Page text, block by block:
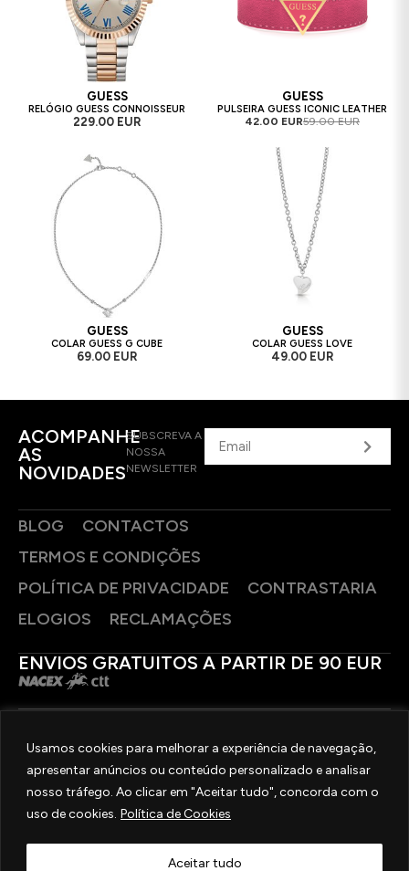
Usamos cookies para melhorar a experiência de navegação,
apresentar anúncios ou conteúdo personalizado e analisar
nosso tráfego. Ao clicar em "Aceitar tudo", concorda com o
uso de cookies. Política de Cookies
Aceitar tudo
GUESS
RELÓGIO GUESS CONNOISSEUR
229.00 EUR
GUESS
PULSEIRA GUESS ICONIC LEATHER
42.00 EUR59.00 EUR
GUESS
COLAR GUESS G CUBE
69.00 EUR
GUESS
COLAR GUESS LOVE
49.00 EUR
ACOMPANHE
AS
NOVIDADES
SUBSCREVA A
NOSSA
NEWSLETTER
BLOG
CONTACTOS
TERMOS E CONDIÇÕES
POLÍTICA DE PRIVACIDADE
CONTRASTARIA
ELOGIOS
RECLAMAÇÕES
ENVIOS GRATUITOS A PARTIR DE 90 EUR
SIGA-NOS
2025 © OURIVESARIA FRADIZELA